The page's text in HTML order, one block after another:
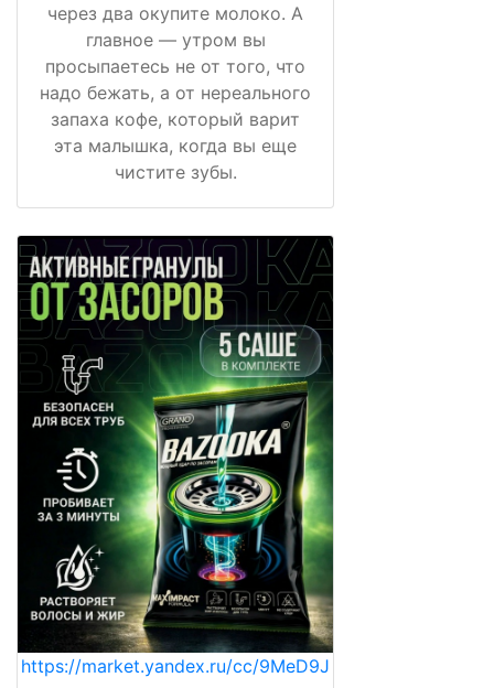
через два окупите молоко. А
главное — утром вы
просыпаетесь не от того, что
надо бежать, а от нереального
запаха кофе, который варит
эта малышка, когда вы еще
чистите зубы.
https://market.yandex.ru/cc/9MeD9J